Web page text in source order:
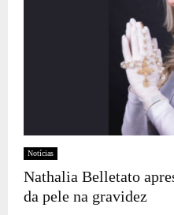
Notícias
Nathalia Belletato
da pele na gravidez